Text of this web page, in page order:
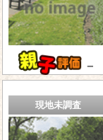
－
現地未調査